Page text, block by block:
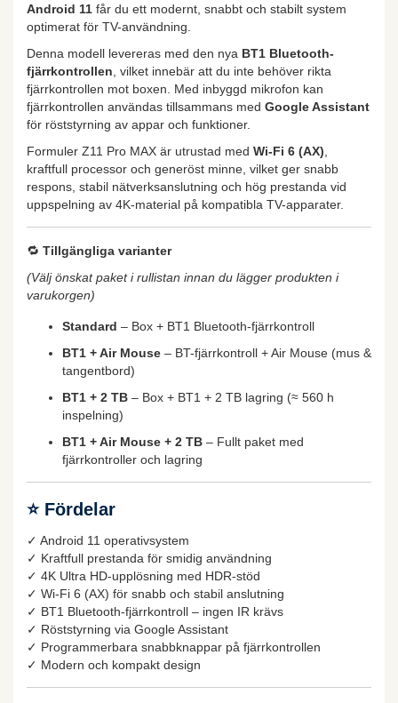
Android 11 får du ett modernt, snabbt och stabilt system
optimerat för TV-användning.
Denna modell levereras med den nya BT1 Bluetooth-
fjärrkontrollen, vilket innebär att du inte behöver rikta
fjärrkontrollen mot boxen. Med inbyggd mikrofon kan
fjärrkontrollen användas tillsammans med Google Assistant
för röststyrning av appar och funktioner.
Formuler Z11 Pro MAX är utrustad med Wi-Fi 6 (AX),
kraftfull processor och generöst minne, vilket ger snabb
respons, stabil nätverksanslutning och hög prestanda vid
uppspelning av 4K-material på kompatibla TV-apparater.
🔁 Tillgängliga varianter
(Välj önskat paket i rullistan innan du lägger produkten i
varukorgen)
Standard – Box + BT1 Bluetooth-fjärrkontroll
BT1 + Air Mouse – BT-fjärrkontroll + Air Mouse (mus &
tangentbord)
BT1 + 2 TB – Box + BT1 + 2 TB lagring (≈ 560 h
inspelning)
BT1 + Air Mouse + 2 TB – Fullt paket med
fjärrkontroller och lagring
⭐ Fördelar
✓ Android 11 operativsystem
✓ Kraftfull prestanda för smidig användning
✓ 4K Ultra HD-upplösning med HDR-stöd
✓ Wi-Fi 6 (AX) för snabb och stabil anslutning
✓ BT1 Bluetooth-fjärrkontroll – ingen IR krävs
✓ Röststyrning via Google Assistant
✓ Programmerbara snabbknappar på fjärrkontrollen
✓ Modern och kompakt design